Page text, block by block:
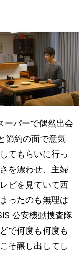
ーパーで偶然出会
節約の面で意気
てもらいに行っ
を漂わせ、主婦
ビを見ていて西
ったのも無理は
公安機動捜査隊
で何度も何度も
そ醸し出してし